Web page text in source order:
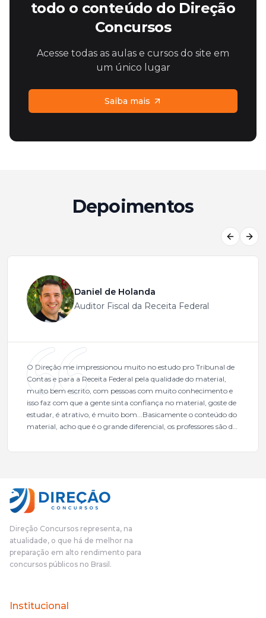
todo o conteúdo do Direção
Concursos
Acesse todas as aulas e cursos do site em
um único lugar
Saiba mais
Depoimentos
Daniel de Holanda
Auditor Fiscal da Receita Federal
O Direção me impressionou muito no estudo pro Tribunal de
Contas e para a Receita Federal pela qualidade do material,
muito bem escrito, com pessoas com muito conhecimento e
isso faz com que a gente sinta confiança no material, goste de
estudar, é atrativo, é muito bom...Basicamente o conteúdo do
material, acho que é o grande diferencial, os professores são de
mais excelentes cargos da administração pública.Eu sempre
fundamental na minha derrota no ano passado para que eu
pudesse enxergar o que eu errei e corrigir minha rota.E além
das aulas vocês(Direção Concursos), que fizeram um
o aluno, além de ter que estudar, ele tem que perder tempo
fazendo um cronograma, num pós- edital é muito
complicado, é uma avalanche de informação, então vocês
terem feito isso é muito bacana, porque quando eu me sentia
no volume de matérias.
Direção Concursos representa, na
atualidade, o que há de melhor na
preparação em alto rendimento para
concursos públicos no Brasil.
Institucional